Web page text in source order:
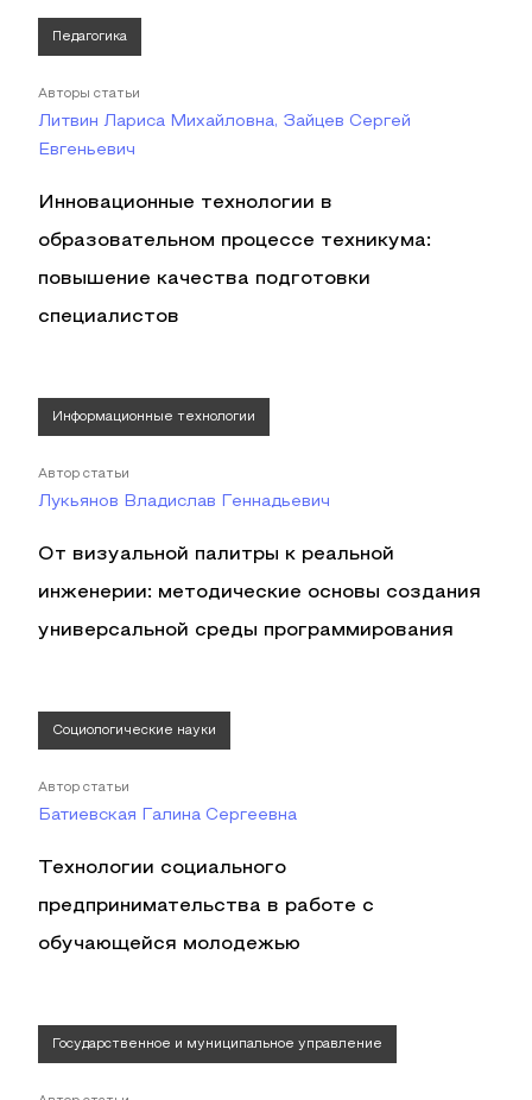
Педагогика
Авторы статьи
Литвин Лариса Михайловна, Зайцев Сергей
Евгеньевич
Инновационные технологии в
образовательном процессе техникума:
повышение качества подготовки
специалистов
Информационные технологии
Автор статьи
Лукьянов Владислав Геннадьевич
От визуальной палитры к реальной
инженерии: методические основы создания
универсальной среды программирования
Социологические науки
Автор статьи
Батиевская Галина Сергеевна
Технологии социального
предпринимательства в работе с
обучающейся молодежью
Государственное и муниципальное управление